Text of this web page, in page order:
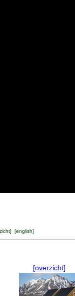
] [english]
[overzicht]